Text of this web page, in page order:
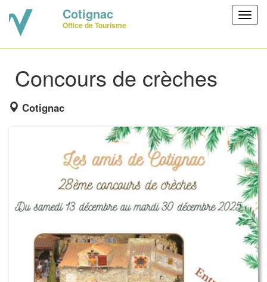
Cotignac
Office de Tourisme
Concours de crèches
Cotignac